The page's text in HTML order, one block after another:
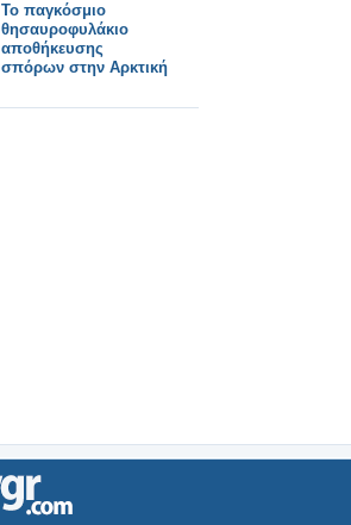
Το παγκόσμιο
θησαυροφυλάκιο
αποθήκευσης
σπόρων στην Αρκτική